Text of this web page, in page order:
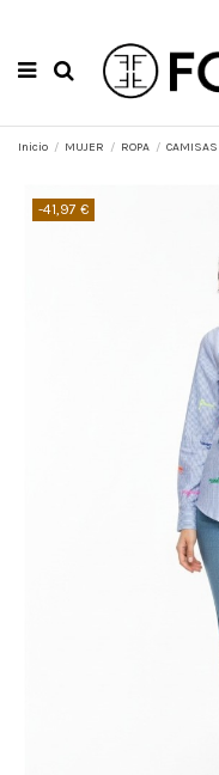
Inicio MUJER ROPA CAMISAS
-41,97 €